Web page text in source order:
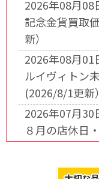
2026年08月08
記念金貨買取
新）
2026年08月01
ルイヴィトン
(2026/8/1更新）
2026年07月30
８月の店休日